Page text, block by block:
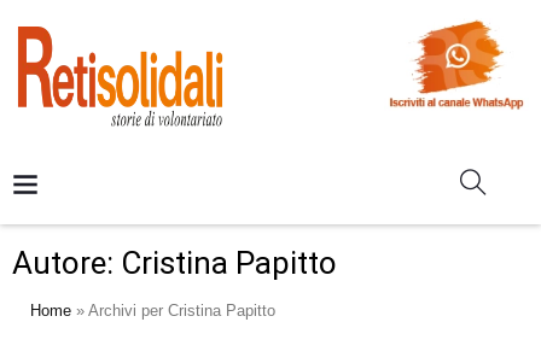
Autore: Cristina Papitto
Home » Archivi per Cristina Papitto